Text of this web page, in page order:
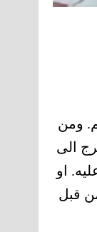
ومن
الى
او
قبل